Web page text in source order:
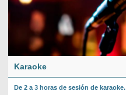
Karaoke
De 2 a 3 horas de sesión de karaoke.